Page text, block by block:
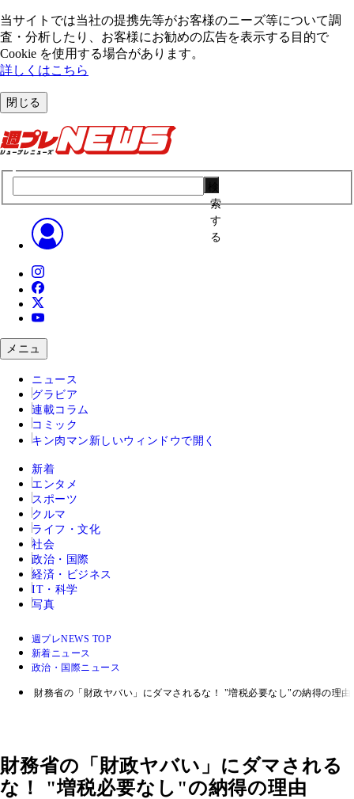
当サイトでは当社の提携先等がお客様のニーズ等について調
査・分析したり、お客様にお勧めの広告を表⽰する⽬的で
Cookie を使⽤する場合があります。
詳しくはこちら
閉じる
索
す
る
メニュ
ニュース
グラビア
連載コラム
コミック
キン肉マン 新しいウィンドウで開く
新着
エンタメ
スポーツ
クルマ
ライフ・文化
社会
政治・国際
経済・ビジネス
IT・科学
写真
週プレNEWS TOP
新着ニュース
政治・国際ニュース
財務省の「財政ヤバい」にダマされるな！ "増税必要なし"の納得の理由
財務省の「財政ヤバい」にダマされる
な！ "増税必要なし"の納得の理由